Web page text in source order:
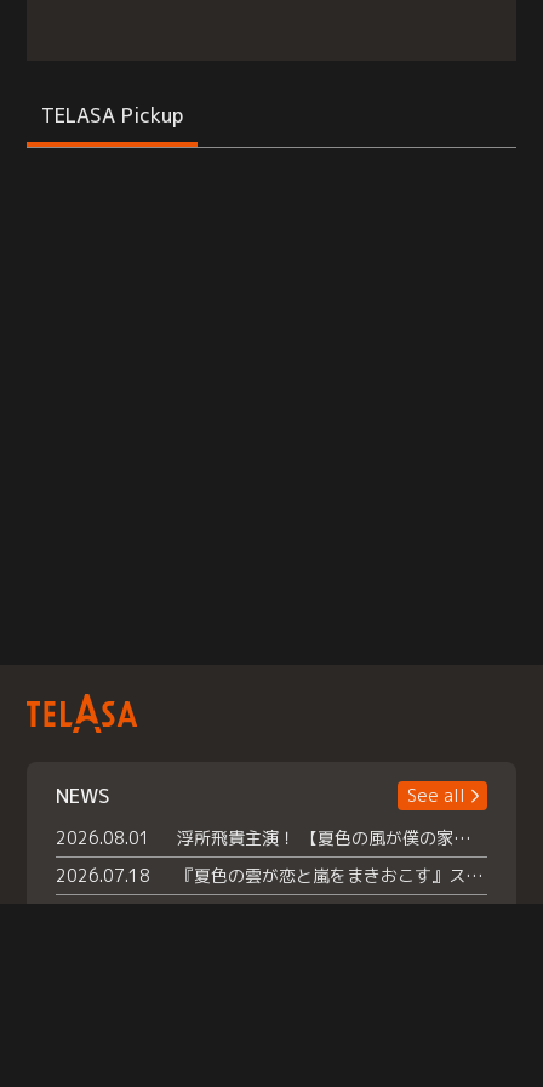
TELASA Pickup
NEWS
See all
2026.08.01
浮所飛貴主演！ 【夏色の風が僕の家にやってきた】 本日よりテラサで独占配信スタート！
2026.07.18
『夏色の雲が恋と嵐をまきおこす』スペシャルメイキング 【Part1】2026年７月18日（土）23時30分～配信スタート！話題のシーンの裏側を大公開！豪華キャスト大集合！ 『武宮家 真夏の家族会議』開催！